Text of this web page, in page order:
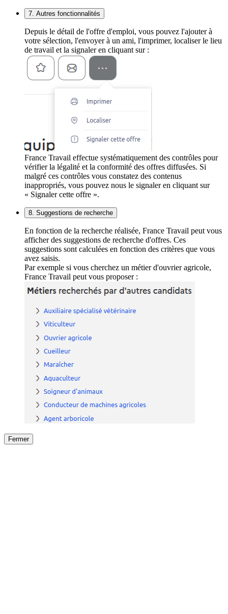
7. Autres fonctionnalités
Depuis le détail de l'offre d'emploi, vous pouvez l'ajouter à
votre sélection, l'envoyer à un ami, l'imprimer, localiser le lieu
de travail et la signaler en cliquant sur :
France Travail effectue systématiquement des contrôles pour
vérifier la légalité et la conformité des offres diffusées. Si
malgré ces contrôles vous constatez des contenus
inappropriés, vous pouvez nous le signaler en cliquant sur
« Signaler cette offre ».
8. Suggestions de recherche
En fonction de la recherche réalisée, France Travail peut vous
afficher des suggestions de recherche d'offres. Ces
suggestions sont calculées en fonction des critères que vous
avez saisis.
Par exemple si vous cherchez un métier d'ouvrier agricole,
France Travail peut vous proposer :
Fermer